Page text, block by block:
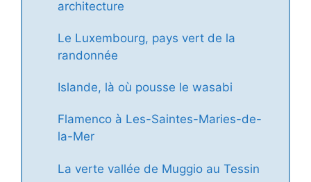
architecture
Le Luxembourg, pays vert de la
randonnée
Islande, là où pousse le wasabi
Flamenco à Les-Saintes-Maries-de-
la-Mer
La verte vallée de Muggio au Tessin